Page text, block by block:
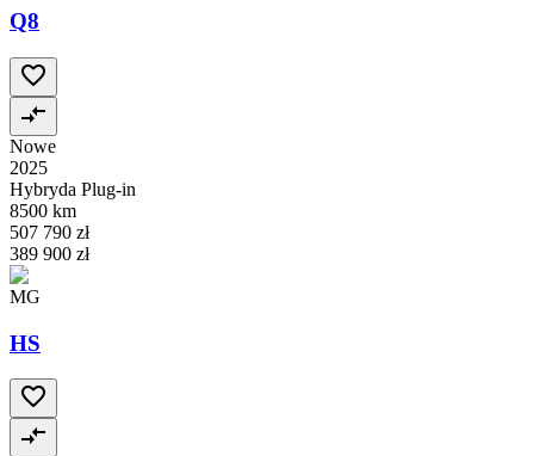
Q8
Nowe
2025
Hybryda Plug-in
8500 km
507 790 zł
389 900 zł
MG
HS